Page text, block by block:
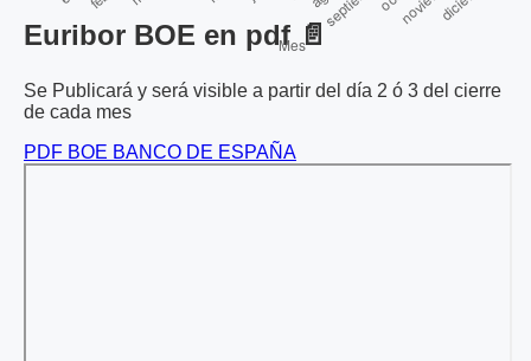
Euribor BOE en pdf 📄
Se Publicará y será visible a partir del día 2 ó 3 del cierre
de cada mes
PDF BOE BANCO DE ESPAÑA